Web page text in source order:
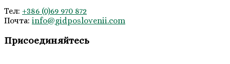
Тел: +386 (0)69 970 872
Почта: info@gidposlovenii.com
Присоединяйтесь